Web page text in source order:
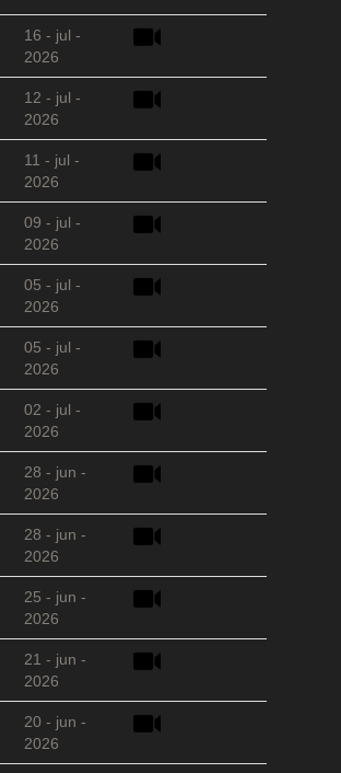
16 - jul -
2026
12 - jul -
2026
11 - jul -
2026
09 - jul -
2026
05 - jul -
2026
05 - jul -
2026
02 - jul -
2026
28 - jun -
2026
28 - jun -
2026
25 - jun -
2026
21 - jun -
2026
20 - jun -
2026